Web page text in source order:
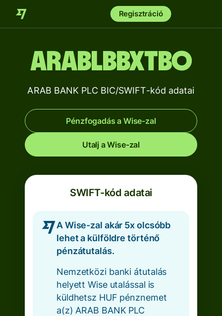
Regisztráció
ARABLBBXTBO
ARAB BANK PLC BIC/SWIFT-kód adatai
Pénzfogadás a Wise-zal
Utalj a Wise-zal
SWIFT-kód adatai
A Wise-zal akár 5x olcsóbb
lehet a külföldre történő
pénzátutalás.
Nemzetközi banki átutalás
helyett Wise utalással is
küldhetsz HUF pénznemet
a(z) ARAB BANK PLC